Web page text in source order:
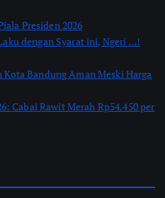
Presiden 2026
dengan Syarat ini, Ngeri …!
Kota Bandung Aman Meski Harga
Cabai Rawit Merah Rp54.450 per